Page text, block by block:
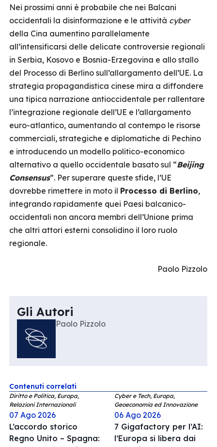
Nei prossimi anni è probabile che nei Balcani
occidentali la disinformazione e le attività cyber
della Cina aumentino parallelamente
all’intensificarsi delle delicate controversie regionali
in Serbia, Kosovo e Bosnia-Erzegovina e allo stallo
del Processo di Berlino sull’allargamento dell’UE. La
strategia propagandistica cinese mira a diffondere
una tipica narrazione antioccidentale per rallentare
l’integrazione regionale dell’UE e l’allargamento
euro-atlantico, aumentando al contempo le risorse
commerciali, strategiche e diplomatiche di Pechino
e introducendo un modello politico-economico
alternativo a quello occidentale basato sul “Beijing
Consensus”. Per superare queste sfide, l’UE
dovrebbe rimettere in moto il Processo di Berlino,
integrando rapidamente quei Paesi balcanico-
occidentali non ancora membri dell’Unione prima
che altri attori esterni consolidino il loro ruolo
regionale.
Paolo Pizzolo
Gli Autori
Paolo Pizzolo
Contenuti correlati
Diritto e Politica, Europa,
Relazioni Internazionali
07 Ago 2026
L’accordo storico
Regno Unito – Spagna:
Cyber e Tech, Europa,
Geoeconomia ed Innovazione
06 Ago 2026
7 Gigafactory per l’AI:
l’Europa si libera dai